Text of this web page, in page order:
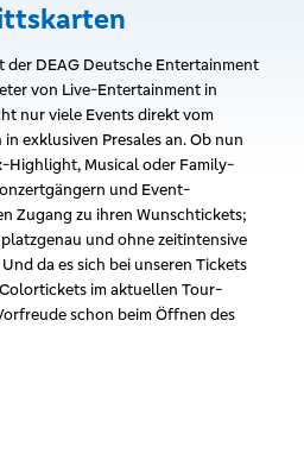
DEAG Deutsche Entertainment
von Live-Entertainment in
nur viele Events direkt vom
exklusiven Presales an. Ob nun
Highlight, Musical oder Family-
und Event-
Zugang zu ihren Wunschtickets;
und ohne zeitintensive
da es sich bei unseren Tickets
im aktuellen Tour-
schon beim Öffnen des